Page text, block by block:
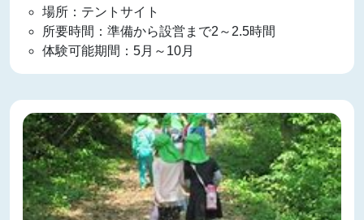
場所：テントサイト
所要時間：準備から設営まで2～2.5時間
体験可能期間：5月～10月